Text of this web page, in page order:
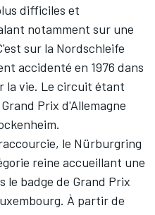
difficiles et
notamment sur une
sur la Nordschleife
accidenté en 1976 dans
la vie. Le circuit étant
Prix d'Allemagne
le Nürburgring
reine accueillant une
le badge de Grand Prix
À partir de